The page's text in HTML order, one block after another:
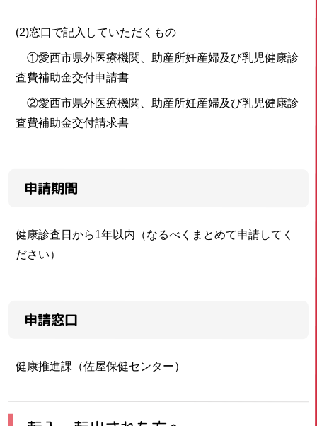
(2)窓口で記入していただくもの
①愛西市県外医療機関、助産所妊産婦及び乳児健康診
査費補助金交付申請書
②愛西市県外医療機関、助産所妊産婦及び乳児健康診
査費補助金交付請求書
申請期間
健康診査日から1年以内（なるべくまとめて申請してく
ださい）
申請窓口
健康推進課（佐屋保健センター）